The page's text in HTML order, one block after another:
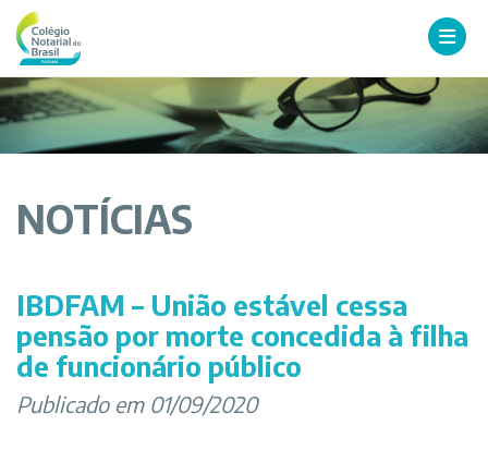
NOTÍCIAS
IBDFAM – União estável cessa
pensão por morte concedida à filha
de funcionário público
Publicado em 01/09/2020